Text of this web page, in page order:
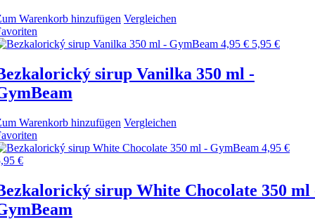
Warenkorb hinzufügen Vergleichen
4,95 € 5,95 €
sirup Vanilka 350 ml -
Warenkorb hinzufügen Vergleichen
4,95 €
€
sirup White Chocolate 350 ml